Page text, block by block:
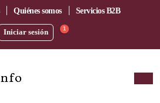
Quiénes somos Servicios B2B
Iniciar sesión 1